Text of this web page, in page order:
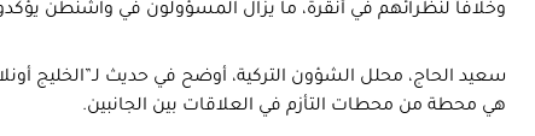
وخلافاً لنظرائهم في أنقرة، ما يزال المسؤولون في واشنطن
سعيد الحاج، محلل الشؤون التركية، أوضح في حديث لـ”الخليج
هي محطة من محطات التأزم في العلاقات بين الجانبين.